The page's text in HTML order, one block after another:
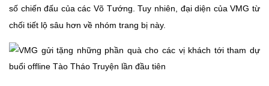
số chiến đấu của các Võ Tướng. Tuy nhiên, đại diện của VMG từ
chối tiết lộ sâu hơn về nhóm trang bị này.